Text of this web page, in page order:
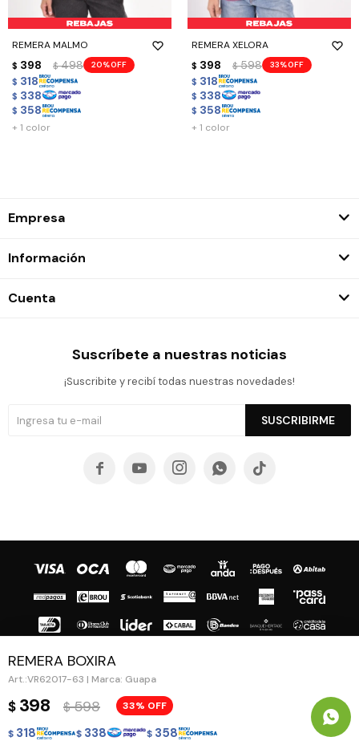
REMERA BOXIRA
VR62017-63 | Marca: Guapa
$ 398 $ 598 33
$ 318 $ 338 $ 358
REMERA MALMO
$ 398 $ 498 20
$ 318
$ 338
$ 358
+ 1 color
REMERA XELORA
$ 398 $ 598 33
$ 318
$ 338
$ 358
+ 1 color
Empresa
Información
Cuenta
Suscríbete a nuestras noticias
¡Suscribite y recibí todas nuestras novedades!
SUSCRIBIRME
    